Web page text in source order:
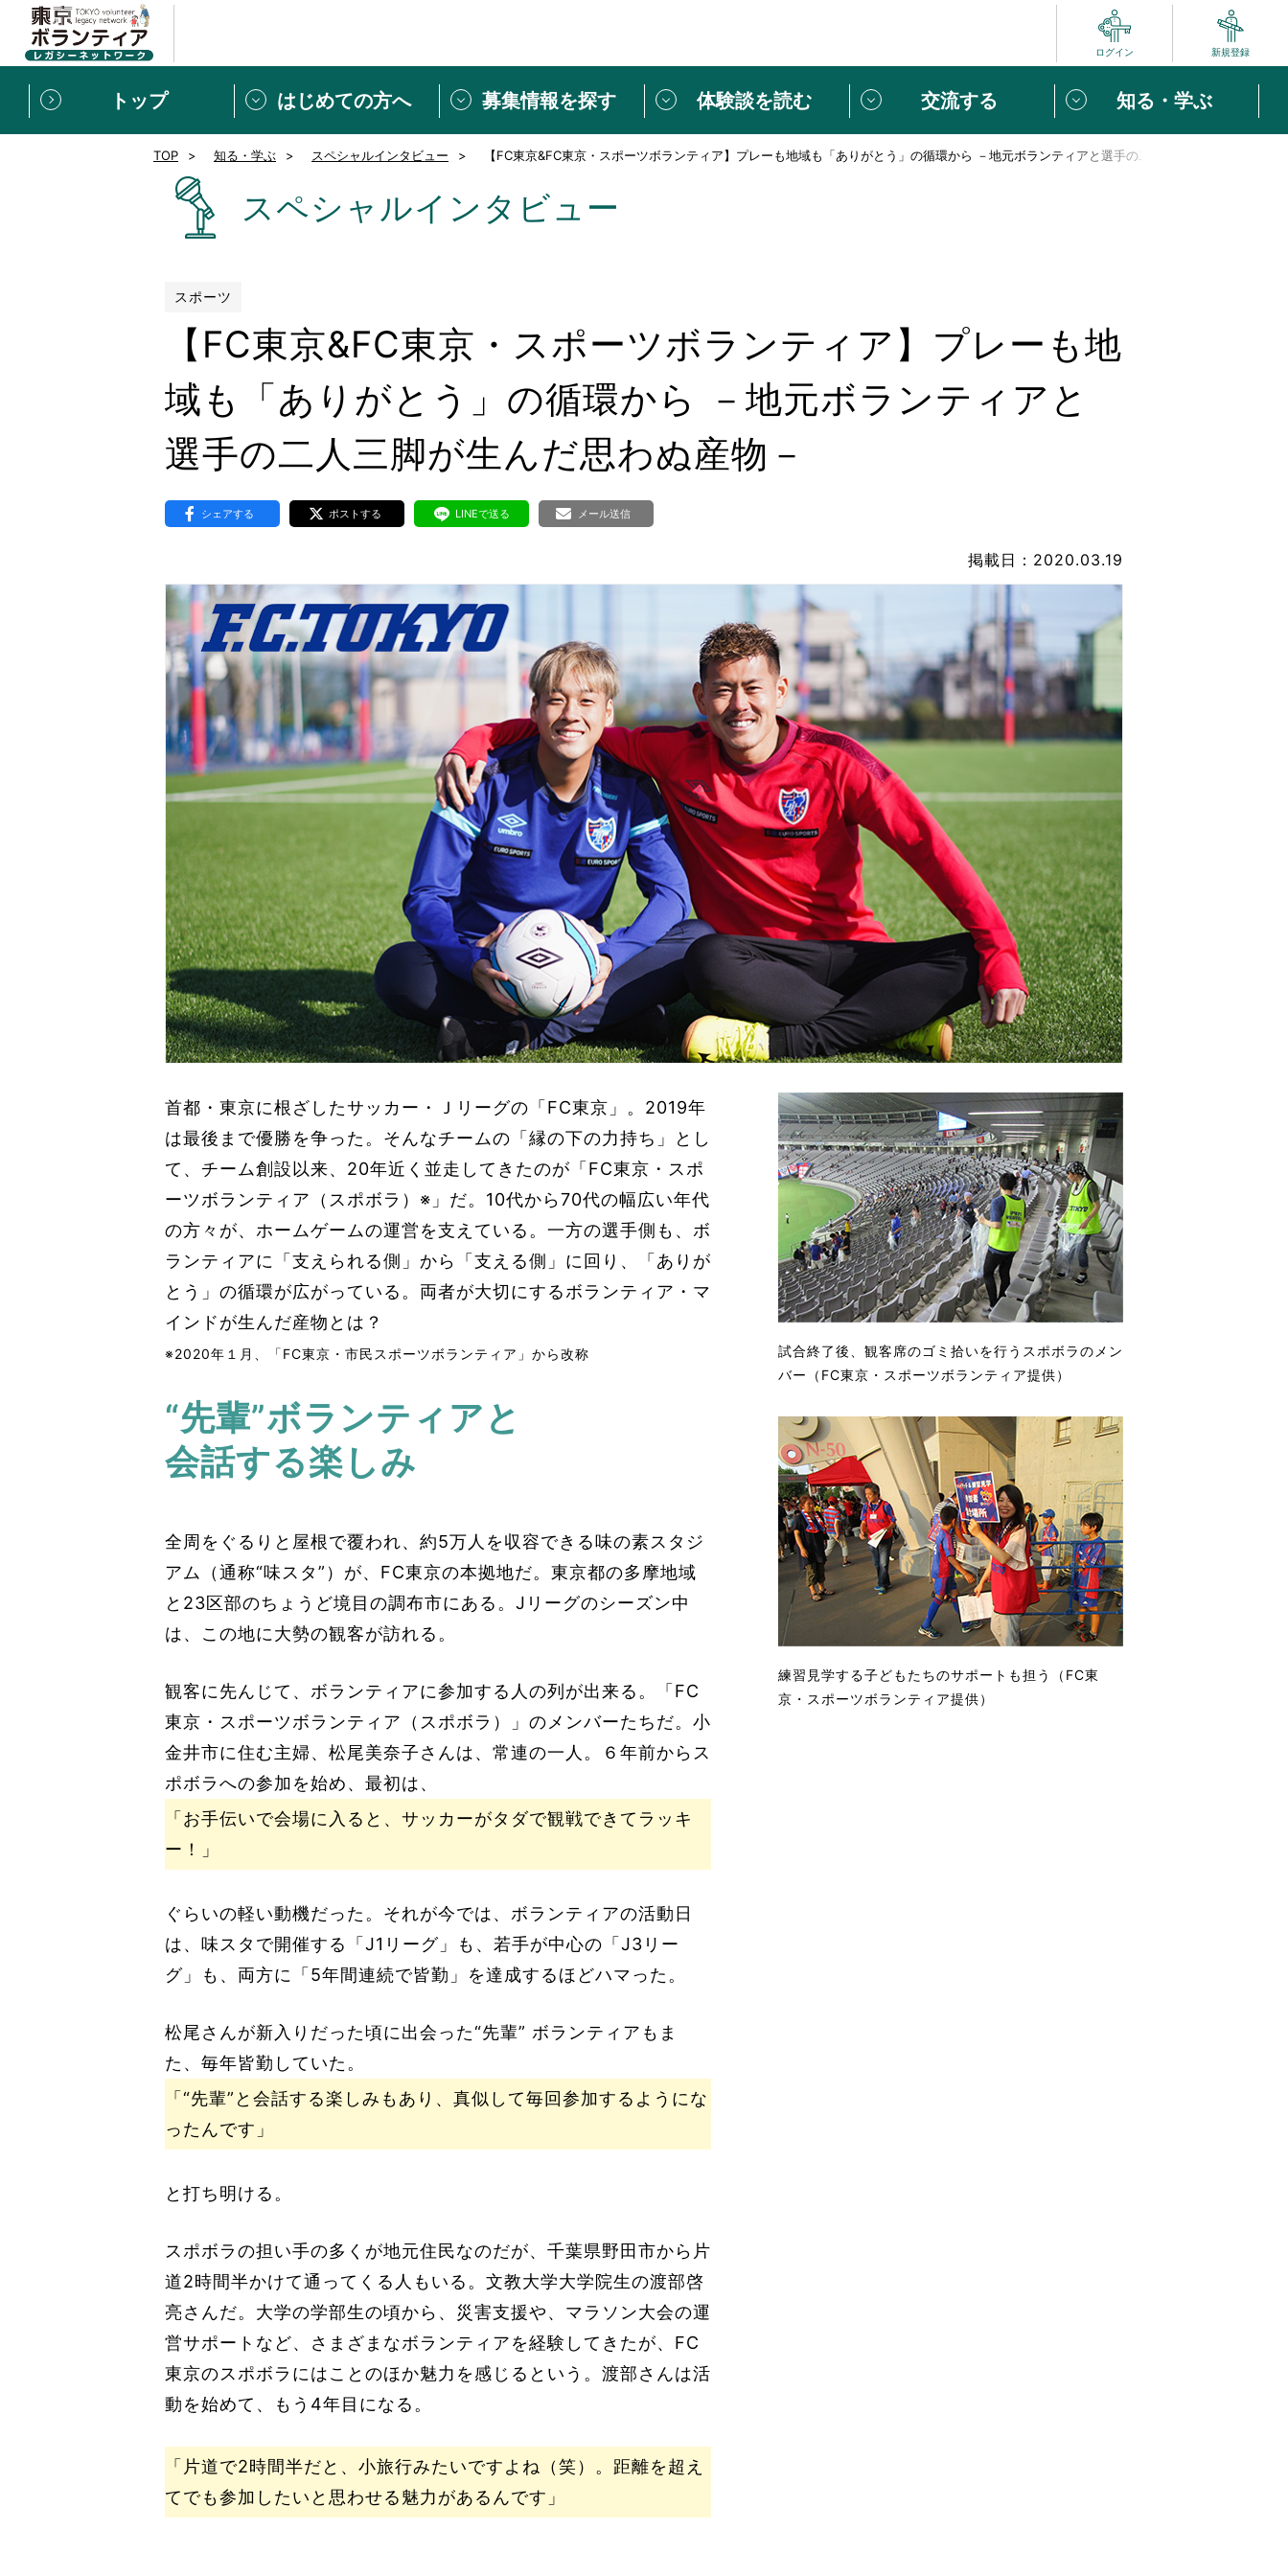
ログイン 新規登録
トップ はじめての方へ
新規登録 ボランティアをしたい方は 「個人ユーザー登録」
もっと知りたい！VLNでできること ボランティアで心がけたい６つのこと
あなたにぴったりなボランティアをチェック！
VLNポイントとは
募集情報を探す 体験談を読む 交流する 知る・学ぶ
ボランティアはじめの一歩
東京2020大会の軌跡
シティキャスト
ボランティア関連ニュース（外部記事）
TOP 知る・学ぶ スペシャルインタビュー 【FC東京&FC東京・スポーツボランティア】プレーも地域も「ありがとう」の循環から －地元ボランティアと選手の二人三脚が生んだ思わぬ
スペシャルインタビュー
スポーツ
【FC東京&FC東京・スポーツボランティア】プレーも地
域も「ありがとう」の循環から －地元ボランティアと
選手の二人三脚が生んだ思わぬ産物－
シェアする ポストする LINEで送る メール送信
掲載日：2020.03.19
首都・東京に根ざしたサッカー・Ｊリーグの「FC東京」。2019年
は最後まで優勝を争った。そんなチームの「縁の下の力持ち」とし
て、チーム創設以来、20年近く並走してきたのが「FC東京・スポ
ーツボランティア（スポボラ） ※ 」だ。10代から70代の幅広い年代
の方々が、ホームゲームの運営を支えている。一方の選手側も、ボ
ランティアに「支えられる側」から「支える側」に回り、「ありが
とう」の循環が広がっている。両者が大切にするボランティア・マ
インドが生んだ産物とは？
※2020年１月、「FC東京・市民スポーツボランティア」から改称
“先輩”ボランティアと
会話する楽しみ
全周をぐるりと屋根で覆われ、約5万人を収容できる味の素スタジ
アム（通称“味スタ”）が、FC東京の本拠地だ。東京都の多摩地域
と23区部のちょうど境目の調布市にある。Jリーグのシーズン中
は、この地に大勢の観客が訪れる。
観客に先んじて、ボランティアに参加する人の列が出来る。「FC
東京・スポーツボランティア（スポボラ）」のメンバーたちだ。小
金井市に住む主婦、松尾美奈子さんは、常連の一人。６年前からス
ポボラへの参加を始め、最初は、
「お手伝いで会場に入ると、サッカーがタダで観戦できてラッキ
ー！」
ぐらいの軽い動機だった。それが今では、ボランティアの活動日
は、味スタで開催する「J1リーグ」も、若手が中心の「J3リー
グ」も、両方に「5年間連続で皆勤」を達成するほどハマった。
松尾さんが新入りだった頃に出会った“先輩” ボランティアもま
た、毎年皆勤していた。
「“先輩”と会話する楽しみもあり、真似して毎回参加するようにな
ったんです」
と打ち明ける。
スポボラの担い手の多くが地元住民なのだが、千葉県野田市から片
道2時間半かけて通ってくる人もいる。文教大学大学院生の渡部啓
亮さんだ。大学の学部生の頃から、災害支援や、マラソン大会の運
営サポートなど、さまざまなボランティアを経験してきたが、FC
東京のスポボラにはことのほか魅力を感じるという。渡部さんは活
動を始めて、もう4年目になる。
「片道で2時間半だと、小旅行みたいですよね（笑）。距離を超え
てでも参加したいと思わせる魅力があるんです」
試合終了後、観客席のゴミ拾いを行うスポボラのメン
バー（FC東京・スポーツボランティア提供）
練習見学する子どもたちのサポートも担う（FC東
京・スポーツボランティア提供）